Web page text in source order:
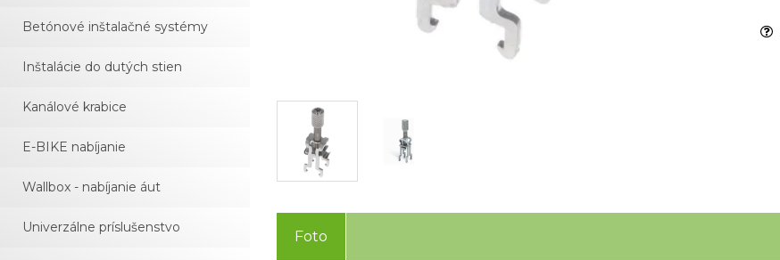
Betónové inštalačné systémy
Inštalácie do dutých stien
Kanálové krabice
E-BIKE nabíjanie
Wallbox - nabíjanie áut
Univerzálne príslušenstvo
Foto